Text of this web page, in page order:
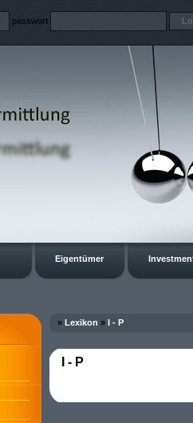
passwort
Eigentümer
» Lexikon » I - P
I - P